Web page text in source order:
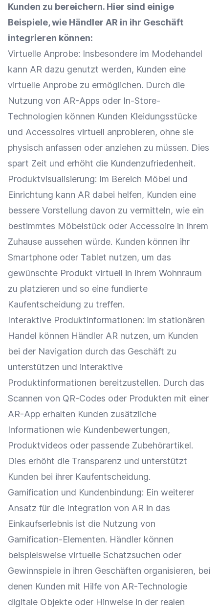
Kunden zu bereichern. Hier sind einige
Beispiele, wie Händler AR in ihr Geschäft
integrieren können:
Virtuelle Anprobe: Insbesondere im Modehandel
kann AR dazu genutzt werden, Kunden eine
virtuelle Anprobe zu ermöglichen. Durch die
Nutzung von AR-Apps oder In-Store-
Technologien können Kunden Kleidungsstücke
und Accessoires virtuell anprobieren, ohne sie
physisch anfassen oder anziehen zu müssen. Dies
spart Zeit und erhöht die Kundenzufriedenheit.
Produktvisualisierung: Im Bereich Möbel und
Einrichtung kann AR dabei helfen, Kunden eine
bessere Vorstellung davon zu vermitteln, wie ein
bestimmtes Möbelstück oder Accessoire in ihrem
Zuhause aussehen würde. Kunden können ihr
Smartphone oder Tablet nutzen, um das
gewünschte Produkt virtuell in ihrem Wohnraum
zu platzieren und so eine fundierte
Kaufentscheidung zu treffen.
Interaktive Produktinformationen: Im stationären
Handel können Händler AR nutzen, um Kunden
bei der Navigation durch das Geschäft zu
unterstützen und interaktive
Produktinformationen bereitzustellen. Durch das
Scannen von QR-Codes oder Produkten mit einer
AR-App erhalten Kunden zusätzliche
Informationen wie Kundenbewertungen,
Produktvideos oder passende Zubehörartikel.
Dies erhöht die Transparenz und unterstützt
Kunden bei ihrer Kaufentscheidung.
Gamification und Kundenbindung: Ein weiterer
Ansatz für die Integration von AR in das
Einkaufserlebnis ist die Nutzung von
Gamification-Elementen. Händler können
beispielsweise virtuelle Schatzsuchen oder
Gewinnspiele in ihren Geschäften organisieren, bei
denen Kunden mit Hilfe von AR-Technologie
digitale Objekte oder Hinweise in der realen